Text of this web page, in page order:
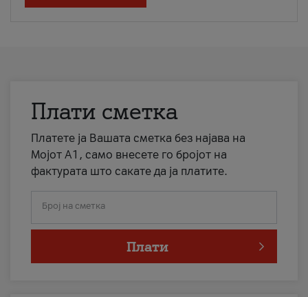
Плати сметка
Платете ја Вашата сметка без најава на
Мојот А1, само внесете го бројот на
фактурата што сакате да ја платите.
Број на сметка
Плати